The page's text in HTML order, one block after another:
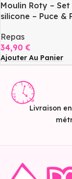
Moulin Roty – Set
silicone – Puce &
Repas
34,90€
Ajouter Au Panier
Livraison